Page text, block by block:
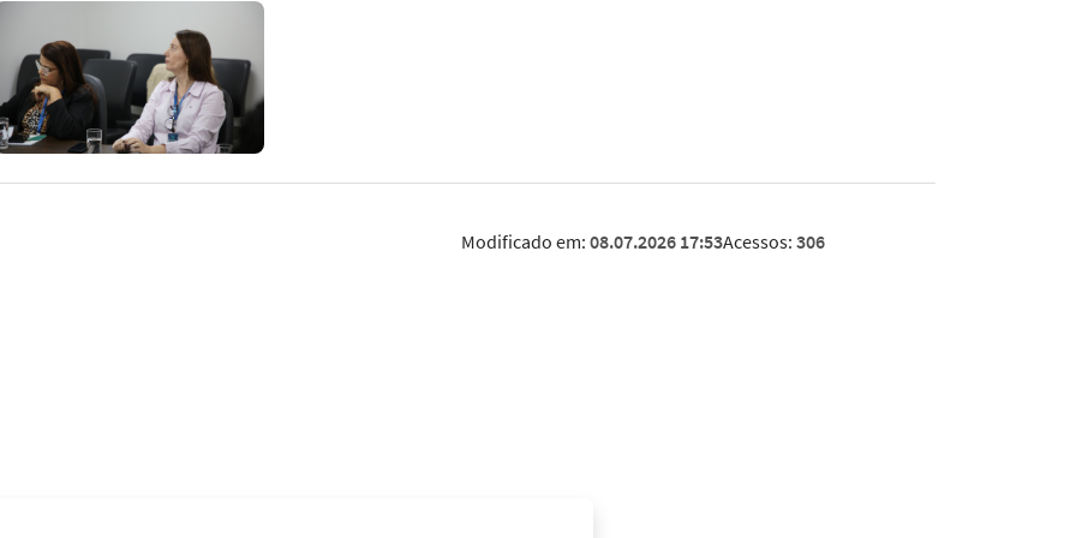
Modificado em: 08.07.2026 17:53Acessos: 306